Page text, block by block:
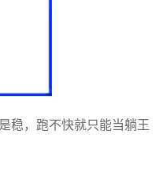
稳，跑不快就只能当躺王